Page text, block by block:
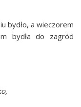
bydło, a wieczorem
bydła do zagród